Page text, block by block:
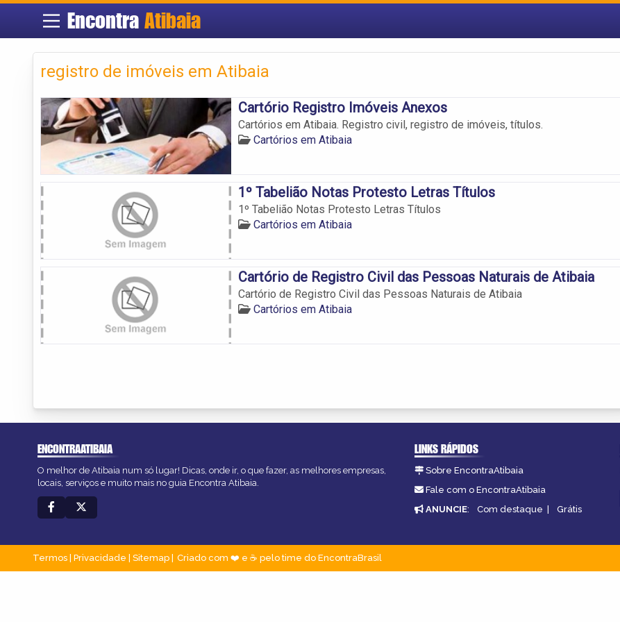
EncontraAtibaia
registro de imóveis em Atibaia
Cartório Registro Imóveis Anexos
Cartórios em Atibaia. Registro civil, registro de imóveis, títulos.
Cartórios em Atibaia
1º Tabelião Notas Protesto Letras Títulos
1º Tabelião Notas Protesto Letras Títulos
Cartórios em Atibaia
Cartório de Registro Civil das Pessoas Naturais de Atibaia
Cartório de Registro Civil das Pessoas Naturais de Atibaia
Cartórios em Atibaia
ENCONTRAATIBAIA
O melhor de Atibaia num só lugar! Dicas, onde ir, o que fazer, as melhores empresas,
locais, serviços e muito mais no guia Encontra Atibaia.
LINKS RÁPIDOS
Sobre EncontraAtibaia
Fale com o EncontraAtibaia
ANUNCIE: Com destaque | Grátis
Termos Privacidade Sitemap Criado com ❤️ e ☕ pelo time do EncontraBrasil